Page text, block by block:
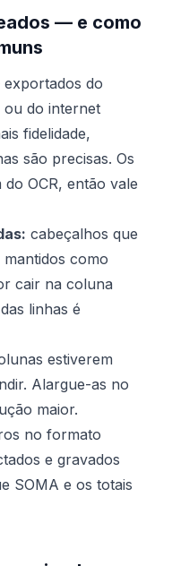
— e como
do
ou do internet
fidelidade,
são precisas. Os
do OCR, então vale
cabeçalhos que
como
cair na coluna
linhas é
estiverem
Alargue-as no
maior.
no formato
e gravados
SOMA e os totais